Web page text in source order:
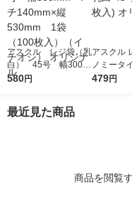
アスクル レジ袋（乳
白） 45号 幅300m
m×マチ140mm×縦53
リジナル
580円
アスクル
ノミータ
号 1袋
479円
最近見た商品
商品を閲覧